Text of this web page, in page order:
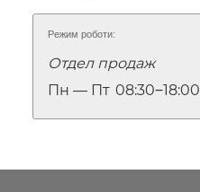
Режим роботи:
Отдел продаж
Пн — Пт 08:30‒18:00